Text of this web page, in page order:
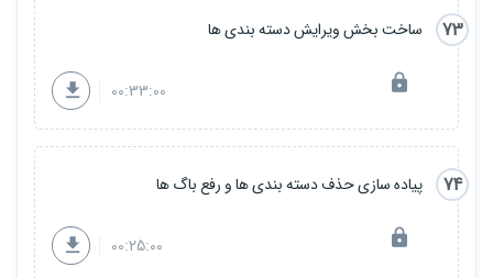
73 ساخت بخش ویرایش دسته بندی ها
00:33:00
74 پیاده سازی حذف دسته بندی ها و رفع باگ ها
00:25:00